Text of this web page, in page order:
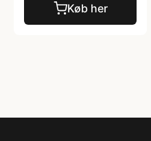
Køb her